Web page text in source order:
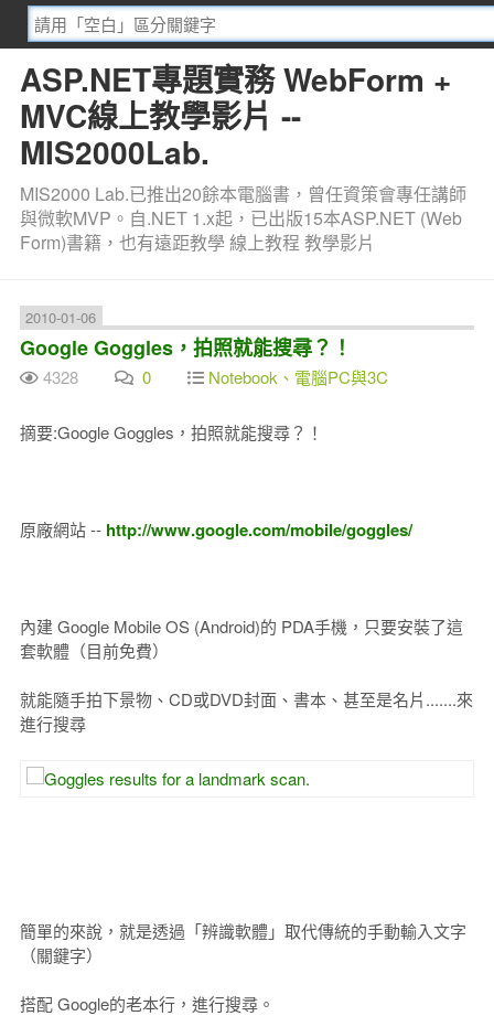
ASP.NET專題實務 WebForm +
MVC線上教學影片 --
MIS2000Lab.
MIS2000 Lab.已推出20餘本電腦書，曾任資策會專任講師
與微軟MVP。自.NET 1.x起，已出版15本ASP.NET (Web
Form)書籍，也有遠距教學 線上教程 教學影片
2010-01-06
Google Goggles，拍照就能搜尋？！
4328 0 Notebook、電腦PC與3C
摘要:Google Goggles，拍照就能搜尋？！
原廠網站 -- http://www.google.com/mobile/goggles/
內建 Google Mobile OS (Android)的 PDA手機，只要安裝了這
套軟體（目前免費）
就能隨手拍下景物、CD或DVD封面、書本、甚至是名片.......來
進行搜尋
簡單的來說，就是透過「辨識軟體」取代傳統的手動輸入文字
（關鍵字）
搭配 Google的老本行，進行搜尋。